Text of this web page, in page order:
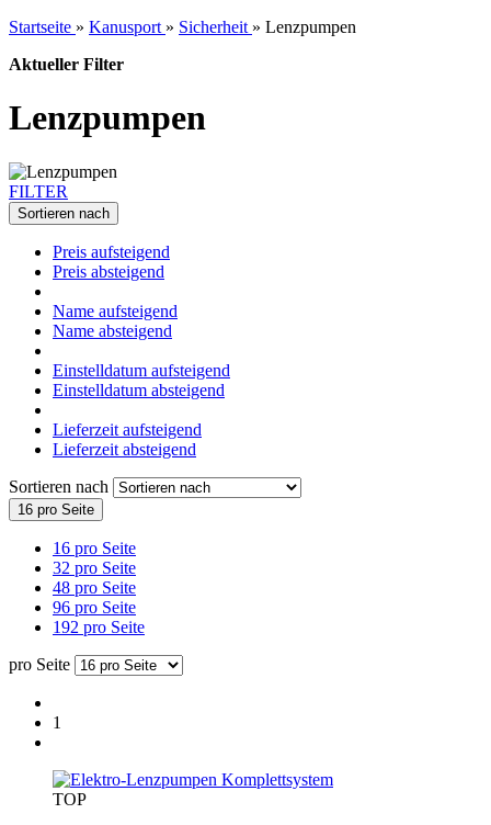
Startseite » Kanusport » Sicherheit » Lenzpumpen
Aktueller Filter
Lenzpumpen
FILTER
Sortieren nach
Preis aufsteigend
Preis absteigend
Name aufsteigend
Name absteigend
Einstelldatum aufsteigend
Einstelldatum absteigend
Lieferzeit aufsteigend
Lieferzeit absteigend
Sortieren nach
16 pro Seite
16 pro Seite
32 pro Seite
48 pro Seite
96 pro Seite
192 pro Seite
pro Seite
1
TOP